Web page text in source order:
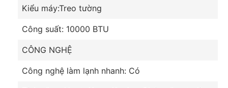
Kiểu máy:Treo tường
Công suất: 10000 BTU
CÔNG NGHỆ
Công nghệ làm lạnh nhanh: Có